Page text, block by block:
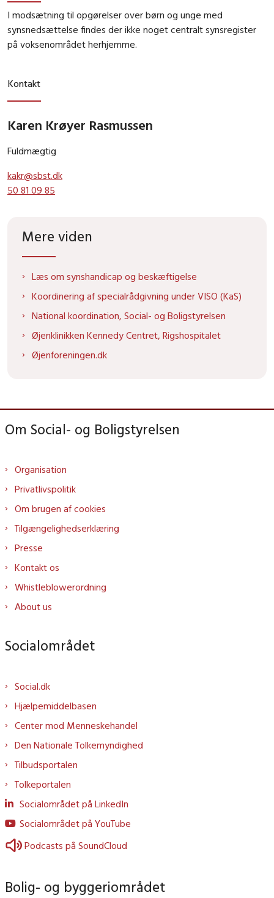
I modsætning til opgørelser over børn og unge med
synsnedsættelse findes der ikke noget centralt synsregister
på voksenområdet herhjemme.
Kontakt
Karen Krøyer Rasmussen
Fuldmægtig
kakr@sbst.dk
50 81 09 85
Mere viden
Læs om synshandicap og beskæftigelse
Koordinering af specialrådgivning under VISO (KaS)
National koordination, Social- og Boligstyrelsen
Øjenklinikken Kennedy Centret, Rigshospitalet
Øjenforeningen.dk
Om Social- og Boligstyrelsen
Organisation
Privatlivspolitik
Om brugen af cookies
Tilgængelighedserklæring
Presse
Kontakt os
Whistleblowerordning
About us
Socialområdet
Social.dk
Hjælpemiddelbasen
Center mod Menneskehandel
Den Nationale Tolkemyndighed
Tilbudsportalen
Tolkeportalen
Socialområdet på LinkedIn
Socialområdet på YouTube
Podcasts på SoundCloud
Bolig- og byggeriområdet